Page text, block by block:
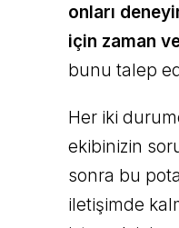
onları
için zaman
bunu talep
Her iki
ekibinizin
sonra bu
iletişimde